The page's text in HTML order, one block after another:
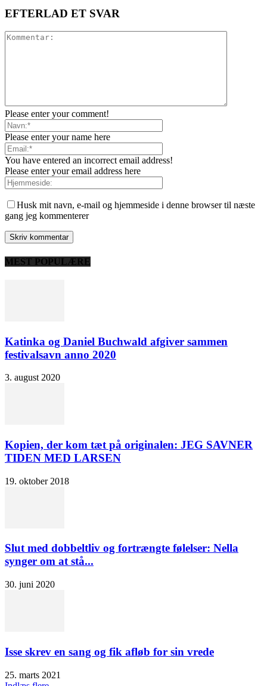
EFTERLAD ET SVAR
Please enter your comment!
Please enter your name here
You have entered an incorrect email address!
Please enter your email address here
Husk mit navn, e-mail og hjemmeside i denne browser til næste
gang jeg kommenterer
MEST POPULÆRE
Katinka og Daniel Buchwald afgiver sammen
festivalsavn anno 2020
3. august 2020
Kopien, der kom tæt på originalen: JEG SAVNER
TIDEN MED LARSEN
19. oktober 2018
Slut med dobbeltliv og fortrængte følelser: Nella
synger om at stå...
30. juni 2020
Isse skrev en sang og fik afløb for sin vrede
25. marts 2021